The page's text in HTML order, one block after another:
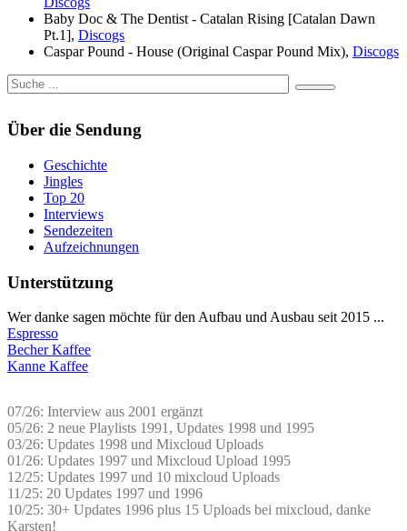
Baby Doc & The Dentist - Catalan Rising [Catalan Dawn
Pt.1], Discogs
Caspar Pound - House (Original Caspar Pound Mix), Discogs
Über die Sendung
Geschichte
Jingles
Top 20
Interviews
Sendezeiten
Aufzeichnungen
Unterstützung
Wer danke sagen möchte für den Aufbau und Ausbau seit 2015 ...
Espresso
Becher Kaffee
Kanne Kaffee
07/26: Interview aus 2001 ergänzt
05/26: 2 neue Playlists 1991, Updates 1998 und 1995
03/26: Updates 1998 und Mixcloud Uploads
01/26: Updates 1997 und Mixcloud Upload 1995
12/25: Updates 1997 und 10 mixcloud Uploads
11/25: 20 Updates 1997 und 1996
10/25: 30+ Updates 1996 plus 15 Uploads bei mixcloud, danke
Karsten!